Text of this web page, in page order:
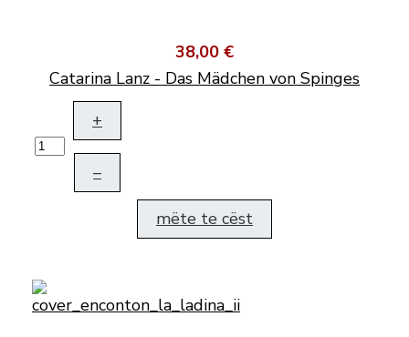
38,00 €
Catarina Lanz - Das Mädchen von Spinges
+
–
mëte te cëst